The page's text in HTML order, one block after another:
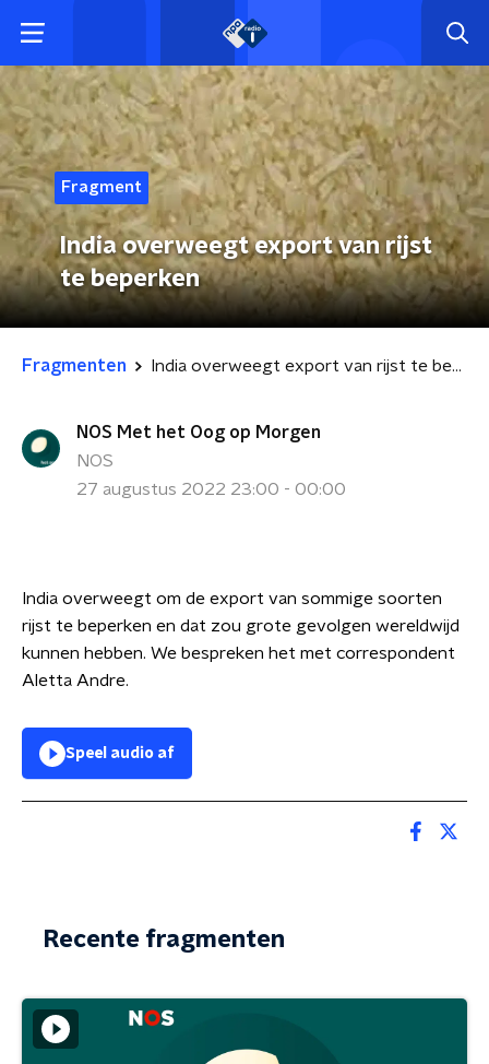
Fragment
India overweegt export van rijst
te beperken
Fragmenten India overweegt export van rijst te beperken
NOS Met het Oog op Morgen
NOS
27 augustus 2022 23:00 - 00:00
India overweegt om de export van sommige soorten
rijst te beperken en dat zou grote gevolgen wereldwijd
kunnen hebben. We bespreken het met correspondent
Aletta Andre.
Speel audio af
Recente fragmenten